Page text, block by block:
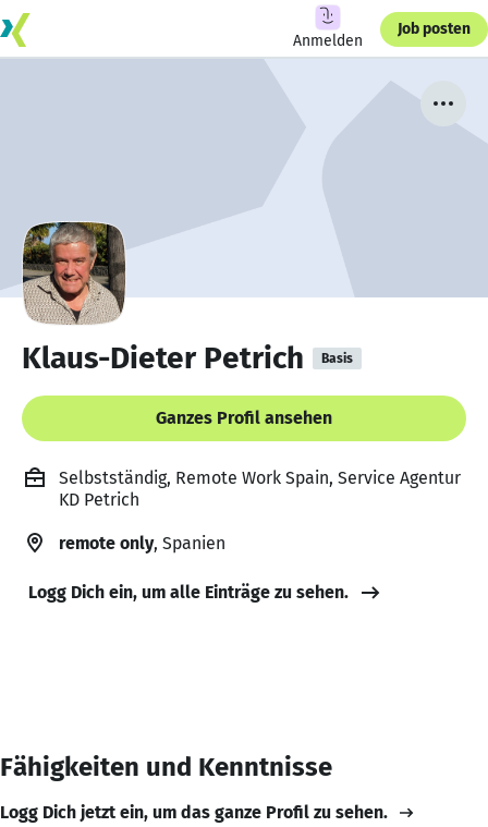
Anmelden
Job posten
Klaus-Dieter Petrich Basis
Ganzes Profil ansehen
Selbstständig, Remote Work Spain, Service Agentur
KD Petrich
remote only, Spanien
Logg Dich ein, um alle Einträge zu sehen.
Fähigkeiten und Kenntnisse
Logg Dich jetzt ein, um das ganze Profil zu sehen.